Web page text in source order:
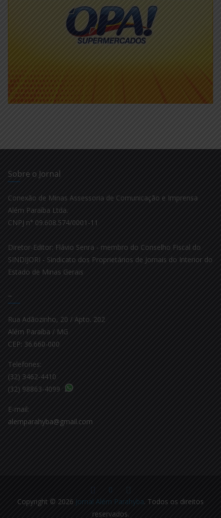
Sobre o Jornal
Conexão de Minas Assessoria de Comunicação e Imprensa
Além Paraíba Ltda.
CNPJ n° 09.608.574/0001-11
Diretor-Editor: Flávio Senra - membro do Conselho Fiscal do
SINDIJORI - Sindicato dos Proprietários de Jornais do Interior do
Estado de Minas Gerais
–
Rua Adãozinho, 20 / Apto. 202
Além Paraíba / MG
CEP: 36.660-000
Telefones:
(32) 3462-4410
(32) 98863-4099
E-mail:
alemparahyba@gmail.com
Copyright © 2026 Jornal Além Parahyba. Todos os direitos
reservados.